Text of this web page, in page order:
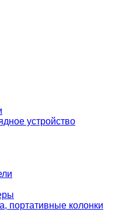
устройство
портативные колонки